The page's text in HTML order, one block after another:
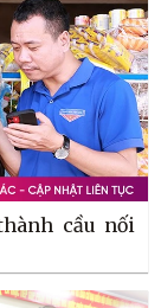
cầu nối